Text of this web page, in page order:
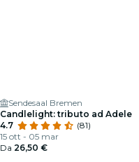
Sendesaal Bremen
Candlelight: tributo ad Adele
4.7
(81)
15 ott - 05 mar
Da 26,50 €